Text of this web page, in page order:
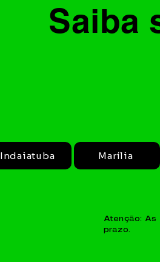
Saiba
Indaiatuba Marília
Atenção:
prazo.